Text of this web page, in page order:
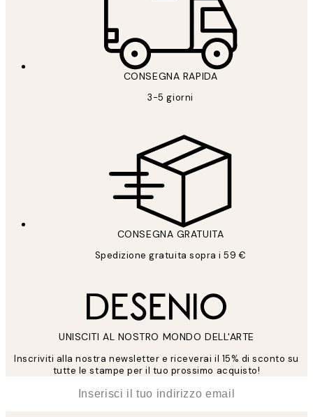
CONSEGNA RAPIDA
3-5 giorni
CONSEGNA GRATUITA
Spedizione gratuita sopra i 59 €
UNISCITI AL NOSTRO MONDO DELL'ARTE
Inscriviti alla nostra newsletter e riceverai il 15% di sconto su
tutte le stampe per il tuo prossimo acquisto!